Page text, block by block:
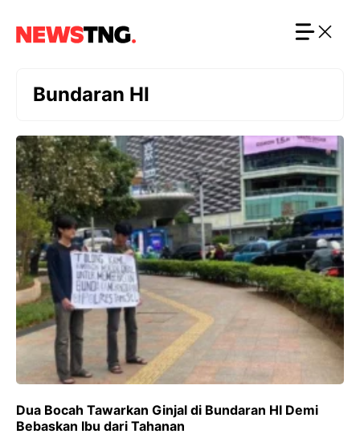
Bundaran HI
Dua Bocah Tawarkan Ginjal di Bundaran HI Demi
Bebaskan Ibu dari Tahanan